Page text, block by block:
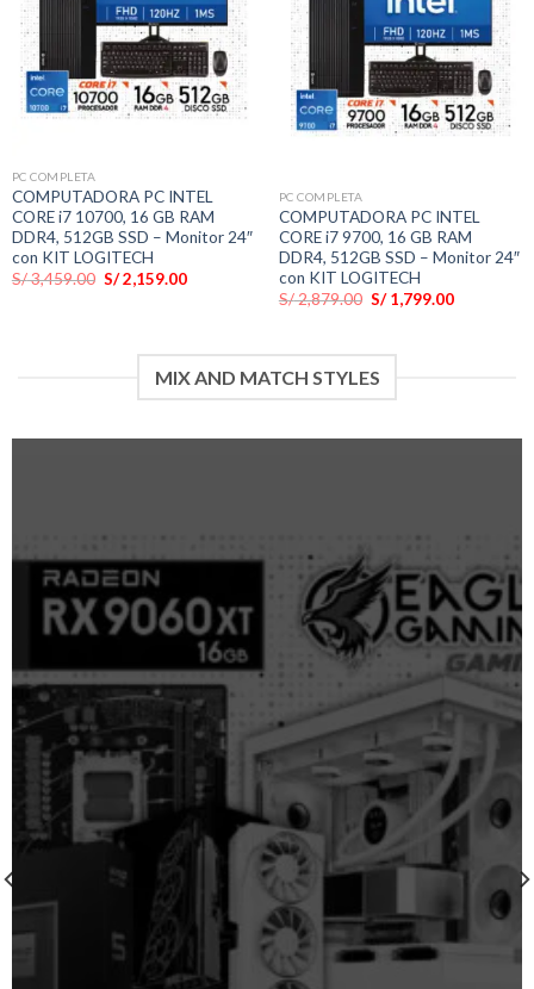
PC COMPLETA
COMPUTADORA PC INTEL
CORE i7 10700, 16 GB RAM
DDR4, 512GB SSD – Monitor 24″
con KIT LOGITECH
S/3,459.00 El
precio
S/2,159.00El
PC COMPLETA
COMPUTADORA PC INTEL
CORE i7 9700, 16 GB RAM
DDR4, 512GB SSD – Monitor 24″
con KIT LOGITECH
S/2,879.00 El
precio
S/ 2,879.00.
S/1,799.00El
MIX AND MATCH STYLES